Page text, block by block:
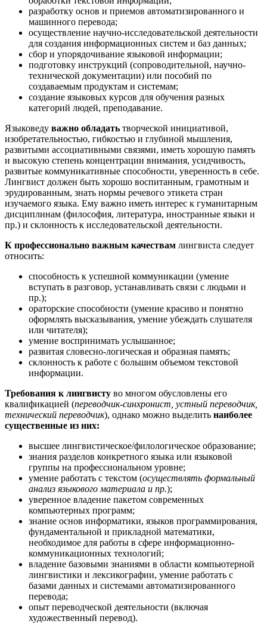
разработку основ и приемов автоматизированного и
машинного перевода;
осуществление научно-исследовательской деятельности
для создания информационных систем и баз данных;
сбор и упорядочивание языковой информации;
подготовку инструкций (сопроводительной, научно-
технической документации) или пособий по
создаваемым продуктам и системам;
создание языковых курсов для обучения разных
категорий людей, преподавание.
Языковеду важно обладать творческой инициативой,
изобретательностью, гибкостью и глубиной мышления,
развитыми ассоциативными связями, иметь хорошую память
и высокую степень концентрации внимания, усидчивость,
развитые коммуникативные способности, уверенность в себе.
Лингвист должен быть хорошо воспитанным, грамотным и
эрудированным, знать нормы речевого этикета стран
изучаемого языка. Ему важно иметь интерес к гуманитарным
дисциплинам (философия, литература, иностранные языки и
пр.) и склонность к исследовательской деятельности.
К профессионально важным качествам лингвиста следует
относить:
способность к успешной коммуникации (умение
вступать в разговор, устанавливать связи с людьми и
пр.);
ораторские способности (умение красиво и понятно
оформлять высказывания, умение убеждать слушателя
или читателя);
умение воспринимать услышанное;
развитая словесно-логическая и образная память;
склонность к работе с большим объемом текстовой
информации.
Требования к лингвисту во многом обусловлены его
квалификацией (переводчик-синхронист, устный переводчик,
технический переводчик), однако можно выделить наиболее
существенные из них:
высшее лингвистическое/филологическое образование;
знания разделов конкретного языка или языковой
группы на профессиональном уровне;
умение работать с текстом (осуществлять формальный
анализ языкового материала и пр.);
уверенное владение пакетом современных
компьютерных программ;
знание основ информатики, языков программирования,
фундаментальной и прикладной математики,
необходимое для работы в сфере информационно-
коммуникационных технологий;
владение базовыми знаниями в области компьютерной
лингвистики и лексикографии, умение работать с
базами данных и системами автоматизированного
перевода;
опыт переводческой деятельности (включая
художественный перевод).